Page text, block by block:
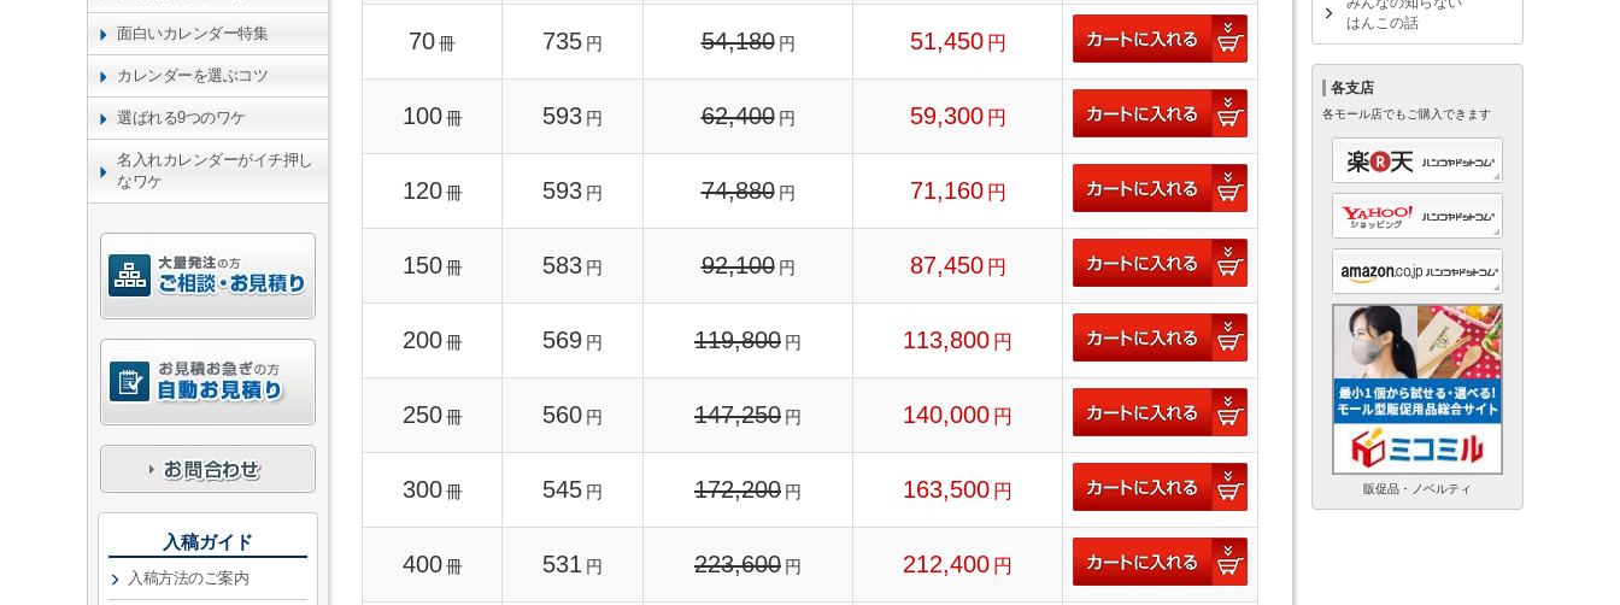
70冊 735 円 54,180 円 51,450 円
100 冊 593 円 62,400 円 59,300 円
120 冊 593 円 74,880 円 71,160 円
150 冊 583 円 92,100 円 87,450 円
200 冊 569 円 119,800 円 113,800 円
250 冊 560 円 147,250 円 140,000 円
300 冊 545 円 172,200 円 163,500 円
400 冊 531 円 223,600 円 212,400 円
面白いカレンダー特集
カレンダーを選ぶコツ
選ばれる9つのワケ
名入れカレンダーがイチ押し
なワケ
入稿ガイド
入稿方法のご案内
はんこの話
各支店
各モール店でもご購入できます
販促品・ノベルティ